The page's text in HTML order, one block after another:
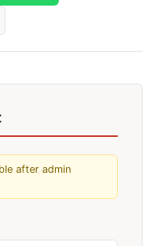
after admin